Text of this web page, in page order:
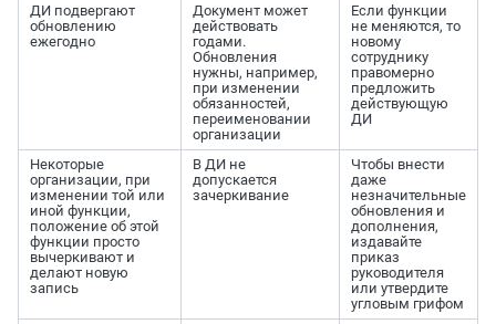
ДИ подвергают
обновлению
ежегодно
Документ может
действовать
годами.
Обновления
нужны, например,
при изменении
обязанностей,
переименовании
организации
Если функции
не меняются, то
новому
сотруднику
правомерно
предложить
действующую
ДИ
Некоторые
организации, при
изменении той или
иной функции,
положение об этой
функции просто
вычеркивают и
делают новую
запись
В ДИ не
допускается
зачеркивание
Чтобы внести
даже
незначительные
обновления и
дополнения,
издавайте
приказ
руководителя
или утвердите
угловым грифом